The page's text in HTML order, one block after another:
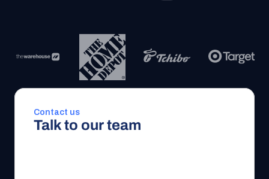
Contact us
Talk to our team